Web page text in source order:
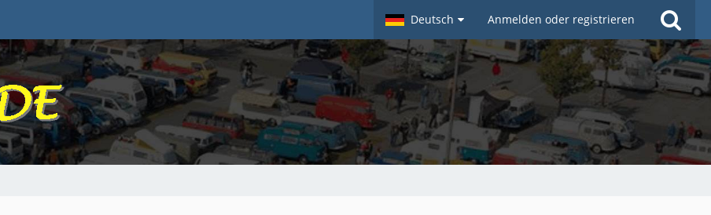
Deutsch Anmelden oder registrieren